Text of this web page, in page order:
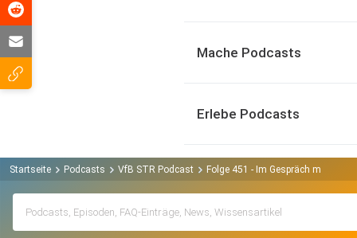
Mache Podcasts
Erlebe Podcasts
Startseite Podcasts VfB STR Podcast Folge 451 - Im Gespräch mit